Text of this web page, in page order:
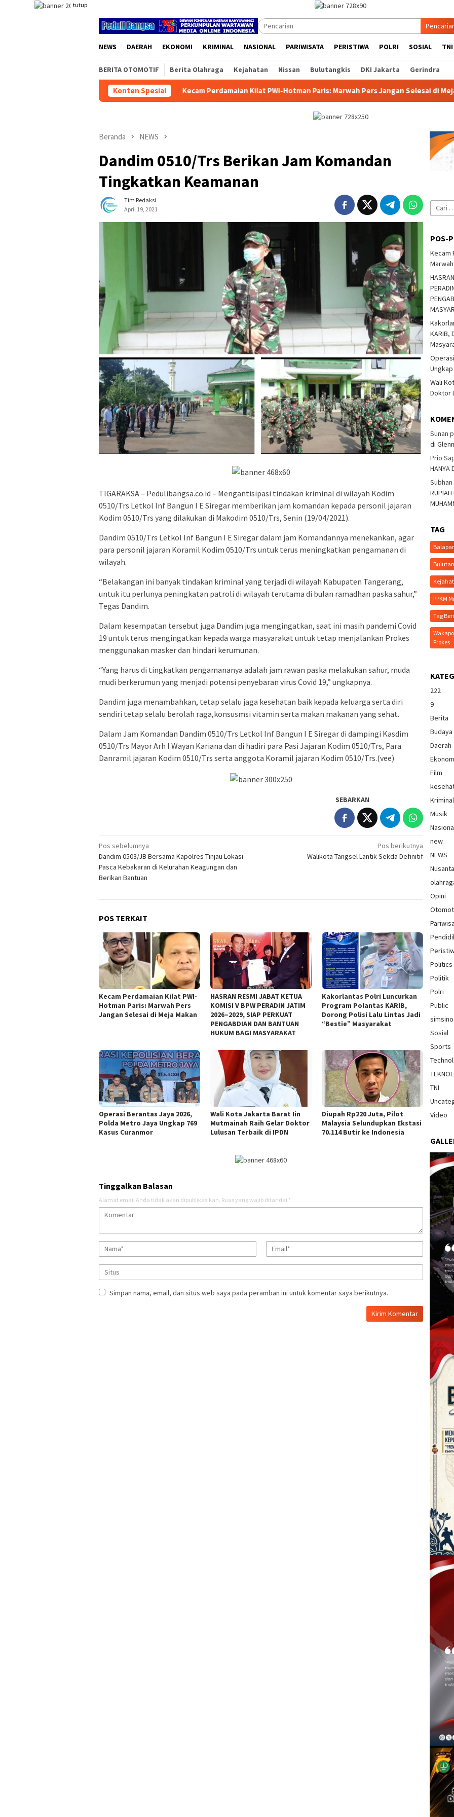
tutup
NEWS DAERAH EKONOMI KRIMINAL NASIONAL PARIWISATA PERISTIWA POLRI SOSIAL TNI
BERITA OTOMOTIF Berita Olahraga Kejahatan Nissan Bulutangkis DKI Jakarta Gerindra
Konten Spesial
Kecam Perdamaian Kilat PWI-Hotman Paris: Marwah Pers Jangan Selesai di Meja Makan
Beranda NEWS
Dandim 0510/Trs Berikan Jam Komandan
Tingkatkan Keamanan
Tim Redaksi
April 19, 2021
TIGARAKSA – Pedulibangsa.co.id – Mengantisipasi tindakan kriminal di wilayah Kodim
0510/Trs Letkol Inf Bangun I E Siregar memberikan jam komandan kepada personil jajaran
Kodim 0510/Trs yang dilakukan di Makodim 0510/Trs, Senin (19/04/2021).
Dandim 0510/Trs Letkol Inf Bangun I E Siregar dalam jam Komandannya menekankan, agar
para personil jajaran Koramil Kodim 0510/Trs untuk terus meningkatkan pengamanan di
wilayah.
“Belakangan ini banyak tindakan kriminal yang terjadi di wilayah Kabupaten Tangerang,
untuk itu perlunya peningkatan patroli di wilayah terutama di bulan ramadhan paska sahur,”
Tegas Dandim.
Dalam kesempatan tersebut juga Dandim juga mengingatkan, saat ini masih pandemi Covid
19 untuk terus mengingatkan kepada warga masyarakat untuk tetap menjalankan Prokes
menggunakan masker dan hindari kerumunan.
“Yang harus di tingkatkan pengamananya adalah jam rawan paska melakukan sahur, muda
mudi berkerumun yang menjadi potensi penyebaran virus Covid 19,” ungkapnya.
Dandim juga menambahkan, tetap selalu jaga kesehatan baik kepada keluarga serta diri
sendiri tetap selalu berolah raga,konsusmsi vitamin serta makan makanan yang sehat.
Dalam Jam Komandan Dandim 0510/Trs Letkol Inf Bangun I E Siregar di dampingi Kasdim
0510/Trs Mayor Arh I Wayan Kariana dan di hadiri para Pasi Jajaran Kodim 0510/Trs, Para
Danramil jajaran Kodim 0510/Trs serta anggota Koramil jajaran Kodim 0510/Trs.(vee)
SEBARKAN
Navigasi
pos
Pos sebelumnya
Dandim 0503/JB Bersama Kapolres Tinjau Lokasi
Pasca Kebakaran di Kelurahan Keagungan dan
Berikan Bantuan
Pos berikutnya
Walikota Tangsel Lantik Sekda Definitif
POS TERKAIT
Kecam Perdamaian Kilat PWI-
Hotman Paris: Marwah Pers
Jangan Selesai di Meja Makan
HASRAN RESMI JABAT KETUA
KOMISI V BPW PERADIN JATIM
2026–2029, SIAP PERKUAT
PENGABDIAN DAN BANTUAN
HUKUM BAGI MASYARAKAT
Kakorlantas Polri Luncurkan
Program Polantas KARIB,
Dorong Polisi Lalu Lintas Jadi
“Bestie” Masyarakat
Operasi Berantas Jaya 2026,
Polda Metro Jaya Ungkap 769
Kasus Curanmor
Wali Kota Jakarta Barat Iin
Mutmainah Raih Gelar Doktor
Lulusan Terbaik di IPDN
Diupah Rp220 Juta, Pilot
Malaysia Selundupkan Ekstasi
70.114 Butir ke Indonesia
Tinggalkan Balasan
Alamat email Anda tidak akan dipublikasikan. Ruas yang wajib ditandai *
Simpan nama, email, dan situs web saya pada peramban ini untuk komentar saya berikutnya.
Cari
untuk:
POS-
Kecam
KARIB,
Wali
Doktor
Sunan
di
Prio
HANYA
Subhan
TAG
PPKM
Tag
Prokes
222
9
Berita
Budaya
Daerah
Film
Kriminal
Musik
new
NEWS
Opini
Politics
Politik
Polri
Public
Sosial
Sports
TNI
Video